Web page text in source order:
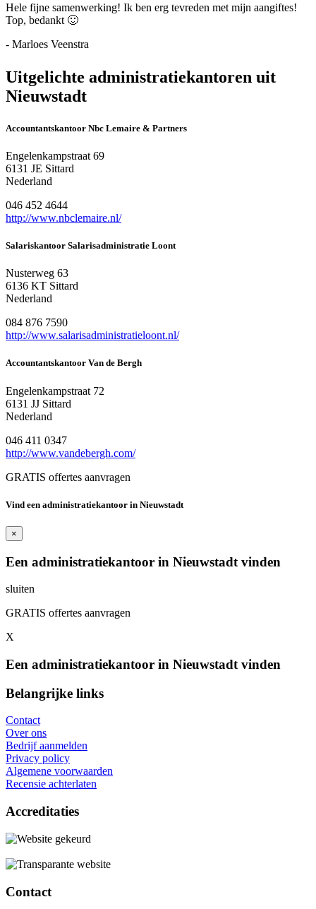
Hele fijne samenwerking! Ik ben erg tevreden met mijn aangiftes!
Top, bedankt 🙂
- Marloes Veenstra
Uitgelichte administratiekantoren uit
Nieuwstadt
Accountantskantoor Nbc Lemaire & Partners
Engelenkampstraat 69
6131 JE Sittard
Nederland
046 452 4644
http://www.nbclemaire.nl/
Salariskantoor Salarisadministratie Loont
Nusterweg 63
6136 KT Sittard
Nederland
084 876 7590
http://www.salarisadministratieloont.nl/
Accountantskantoor Van de Bergh
Engelenkampstraat 72
6131 JJ Sittard
Nederland
046 411 0347
http://www.vandebergh.com/
GRATIS offertes aanvragen
Vind een administratiekantoor in Nieuwstadt
×
Een administratiekantoor in Nieuwstadt vinden
sluiten
GRATIS offertes aanvragen
X
Een administratiekantoor in Nieuwstadt vinden
Belangrijke links
Contact
Over ons
Bedrijf aanmelden
Privacy policy
Algemene voorwaarden
Recensie achterlaten
Accreditaties
Contact